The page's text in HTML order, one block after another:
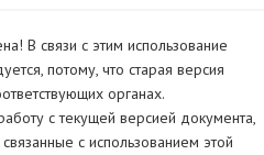
В связи с этим использование
потому, что старая версия
органах.
с текущей версией документа,
с использованием этой